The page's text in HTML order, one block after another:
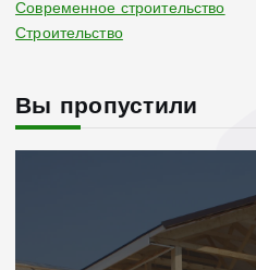
Современное строительство
Строительство
Вы пропустили